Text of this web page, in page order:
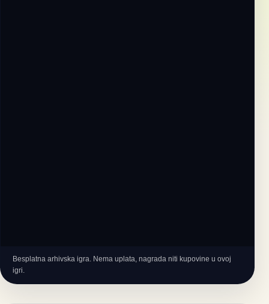
Besplatna arhivska igra. Nema uplata, nagrada niti kupovine u ovoj
igri.